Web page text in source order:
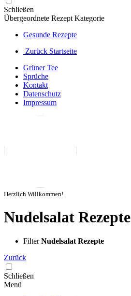
Schließen
Übergeordnete Rezept Kategorie
Gesunde Rezepte
Zurück Startseite
Grüner Tee
Sprüche
Kontakt
Datenschutz
Impressum
Herzlich Willkommen!
Nudelsalat Rezepte
FilterNudelsalat Rezepte
Zurück
Schließen
Menü